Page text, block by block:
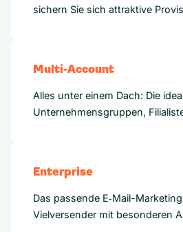
sichern Sie sich attraktive
Multi-Account
Alles unter einem Dach: Die
Unternehmensgruppen,
Enterprise
Das passende E‑Mail-
Vielversender mit besonderen